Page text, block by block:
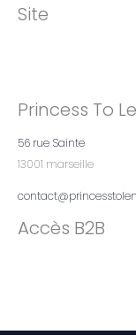
Site
Princess To
56 rue Sainte
13001 marseille
Accès B2B